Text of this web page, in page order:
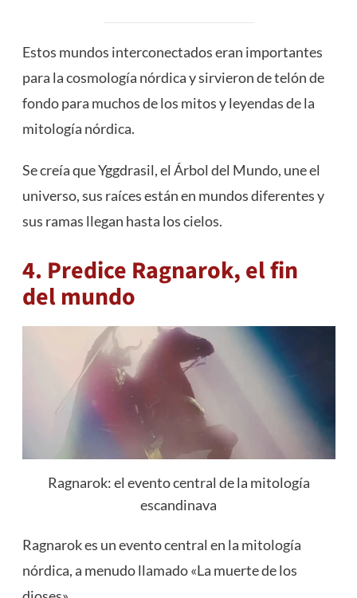
Estos mundos interconectados eran importantes
para la cosmología nórdica y sirvieron de telón de
fondo para muchos de los mitos y leyendas de la
mitología nórdica.
Se creía que Yggdrasil, el Árbol del Mundo, une el
universo, sus raíces están en mundos diferentes y
sus ramas llegan hasta los cielos.
4. Predice Ragnarok, el fin
del mundo
Ragnarok: el evento central de la mitología
escandinava
Ragnarok es un evento central en la mitología
nórdica, a menudo llamado «La muerte de los